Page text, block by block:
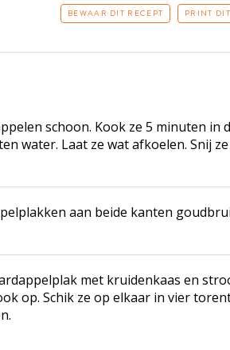
BEWAAR DIT RECEPT PRINT
schoon. Kook ze 5 minuten in
water. Laat ze wat afkoelen. Snij
aan beide kanten
met kruidenkaas en
op. Schik ze op elkaar in vier